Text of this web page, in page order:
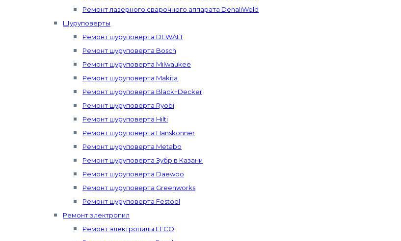
Ремонт лазерного сварочного аппарата DenaliWeld
Шуруповерты
Ремонт шуруповерта DEWALT
Ремонт шуруповерта Bosch
Ремонт шуруповерта Milwaukee
Ремонт шуруповерта Makita
Ремонт шуруповерта Black+Decker
Ремонт шуруповерта Ryobi
Ремонт шуруповерта Hilti
Ремонт шуруповерта Hanskonner
Ремонт шуруповерта Metabo
Ремонт шуруповерта Зубр в Казани
Ремонт шуруповерта Daewoo
Ремонт шуруповерта Greenworks
Ремонт шуруповерта Festool
Ремонт электропил
Ремонт электропилы EFCO